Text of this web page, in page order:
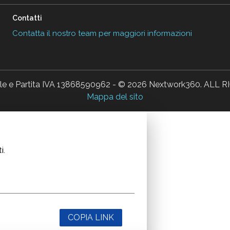
Contatti
Contatta il nostro team per maggiori informazioni
e Partita IVA 13868590962 - © 2026 Nextwork360. ALL
Mappa del sito
COPIA LINK